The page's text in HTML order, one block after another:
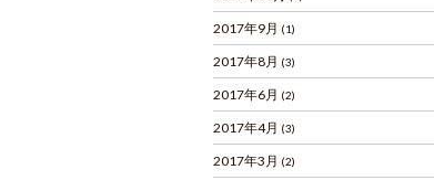
2017年9月 (1)
2017年8月 (3)
2017年6月 (2)
2017年4月 (3)
2017年3月 (2)